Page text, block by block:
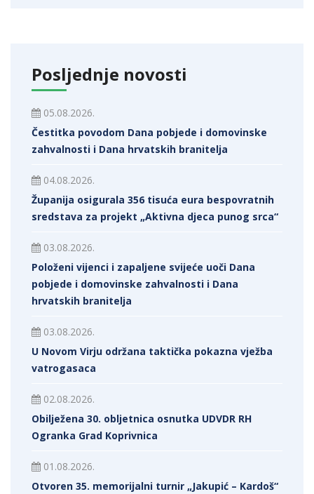
Posljednje novosti
05.08.2026.
Čestitka povodom Dana pobjede i domovinske
zahvalnosti i Dana hrvatskih branitelja
04.08.2026.
Županija osigurala 356 tisuća eura bespovratnih
sredstava za projekt „Aktivna djeca punog srca“
03.08.2026.
Položeni vijenci i zapaljene svijeće uoči Dana
pobjede i domovinske zahvalnosti i Dana
hrvatskih branitelja
03.08.2026.
U Novom Virju održana taktička pokazna vježba
vatrogasaca
02.08.2026.
Obilježena 30. obljetnica osnutka UDVDR RH
Ogranka Grad Koprivnica
01.08.2026.
Otvoren 35. memorijalni turnir „Jakupić – Kardoš“